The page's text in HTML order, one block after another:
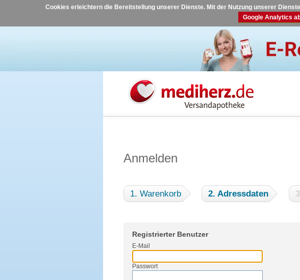
Cookies erleichtern die Bereitstellung unserer Dienste. Mit der Nutzung unserer
Google Analytics
Anmelden
1. Warenkorb 2. Adressdaten
Registrierter Benutzer
E-Mail
Passwort